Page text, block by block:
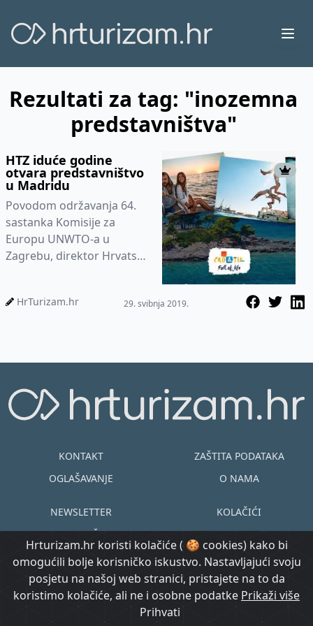
Rezultati za tag: "inozemna
predstavništva"
HTZ iduće godine
otvara predstavništvo
u Madridu
Povodom održavanja 64.
sastanka Komisije za
Europu UNWTO-a u
Zagrebu, direktor Hrvatske
sa Glavnim t...
HrTurizam.hr 29. svibnja 2019.
Hrturizam.hr koristi kolačiće ( 🍪 cookies) kako bi
omogućili bolje korisničko iskustvo. Nastavljajući svoju
posjetu na našoj web stranici, pristajete na to da
koristimo kolačiće, ali ne i osobne podatke Prikaži više
Prihvati
KONTAKT
OGLAŠAVANJE
ZAŠTITA PODATAKA
O NAMA
NEWSLETTER
UVJETI KORIŠTENJA
KOLAČIĆI
EN HR
© Copyright
2015.-2026.
@ Created by
Morgan Code
Prijavi se